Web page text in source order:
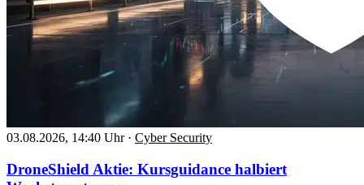
03.08.2026, 14:40 Uhr · Cyber Security
DroneShield Aktie: Kursguidance halbiert